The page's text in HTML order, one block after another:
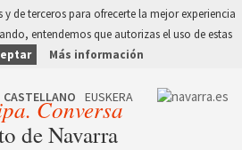
de terceros para ofrecerte la mejor experiencia
entendemos que autorizas el uso de estas
Más información
Conversa
de Navarra